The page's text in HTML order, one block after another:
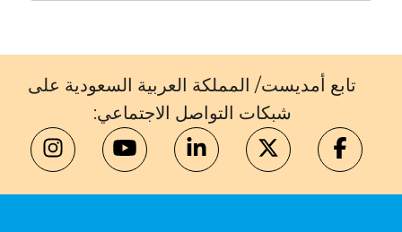
تابع أمديست/ المملكة العربية السعودية على
شبكات التواصل الاجتماعي: